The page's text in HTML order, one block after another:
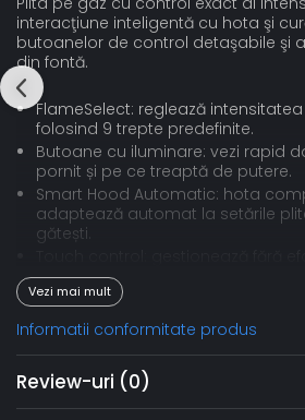
interacţiune inteligentă cu hota şi
butoanelor de control detaşabile şi
din fontă.
FlameSelect: reglează
folosind 9 trepte predefinite.
Butoane cu iluminare: vezi rapid
pornit și pe ce treaptă de putere.
Smart Hood Automatic: hota
adaptează automat la setările
gătești.
și funcțiile hotei, totul dintr-un
Oprire de siguranță a gazului:
alimentarea cu gaz atunci când
pentru protecția ta.
FlameSelect
Control complet, savoare maximă, efort
Obținerea intensității perfecte a
Vezi mai mult
Informatii conformitate produs
Review-uri (0)